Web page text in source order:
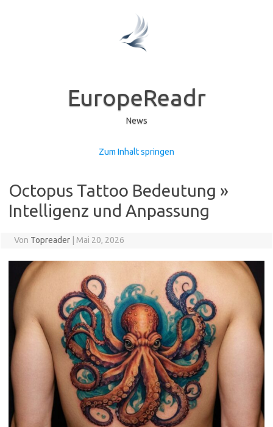
EuropeReadr
News
Zum Inhalt springen
Octopus Tattoo Bedeutung »
Intelligenz und Anpassung
Von Topreader Mai 20, 2026